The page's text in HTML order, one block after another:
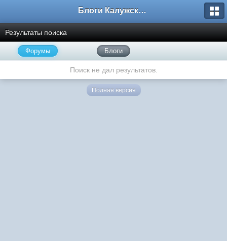
Блоги Калужского перекрестка
Результаты поиска
Форумы Блоги
Поиск не дал результатов.
Полная версия